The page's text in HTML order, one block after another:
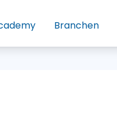
Branchen